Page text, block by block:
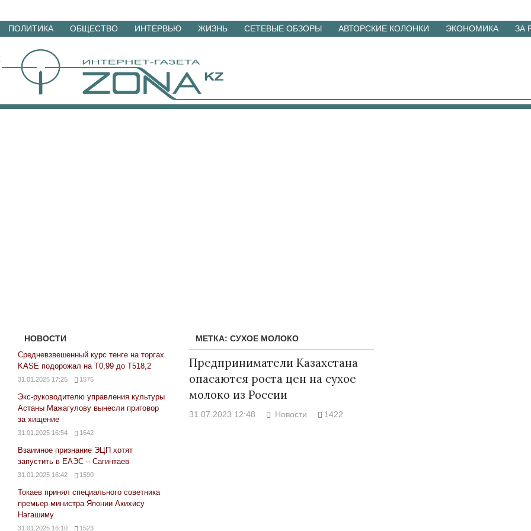
Перейти
материалам
ПОЛИТИКА ОБЩЕСТВО ИНТЕРВЬЮ ЖИЗНЬ СЕТЕВЫЕ ОБЗОРЫ АВТОРСКИЕ КОЛОНКИ ЭКОНОМИКА ЗА
МЕТКА:СУХОЕ МОЛОКО
Предприниматели Казахстана
опасаются роста цен на сухое
молоко из России
31.07.2023 12:48 Новости 1422
НОВОСТИ
Средневзвешенный курс тенге на торгах
KASE подорожал на Т0,99 до Т518,2
31.01.2025 17:25 1575
Экс-руководителю управления культуры
Астаны Мажагулову вынесли приговор
за хищение
31.01.2025 16:54 1642
Взаимное признание ЭЦП хотят
запустить в ЕАЭС – Сагинтаев
31.01.2025 16:42 1590
Токаев принял специального советника
премьер-министра Японии Акихису
Нагашиму
31.01.2025 16:10 1523
Странная